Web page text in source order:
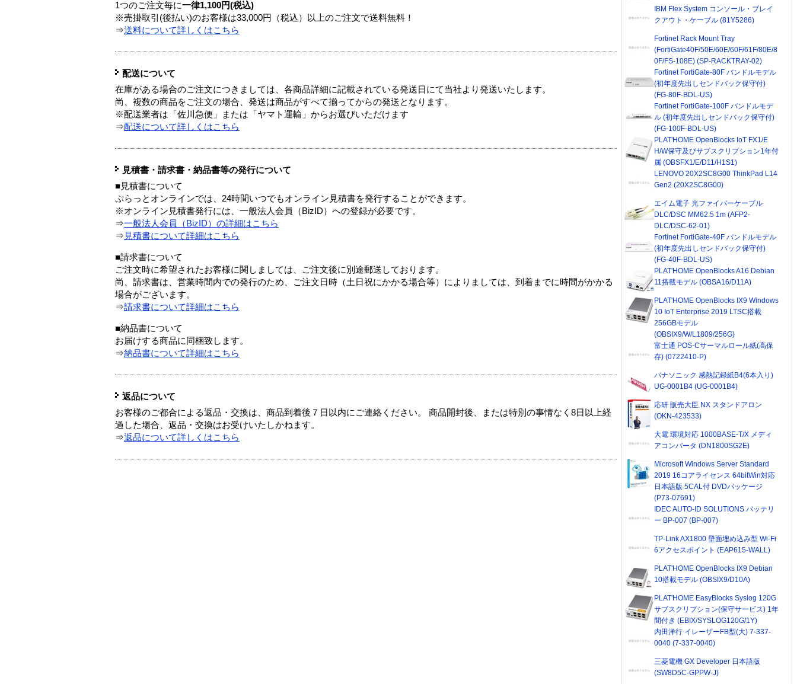
1つのご注文毎に一律1,100円(税込)
※売掛取引(後払い)のお客様は33,000円（税込）以上のご注文で送料無料！
⇒送料について詳しくはこちら
配送について
在庫がある場合のご注文につきましては、各商品詳細に記載されている発送日にて当社より発送いたします。
尚、複数の商品をご注文の場合、発送は商品がすべて揃ってからの発送となります。
※配送業者は「佐川急便」または「ヤマト運輸」からお選びいただけます
⇒配送について詳しくはこちら
見積書・請求書・納品書等の発行について
■見積書について
ぷらっとオンラインでは、24時間いつでもオンライン見積書を発行することができます。
※オンライン見積書発行には、一般法人会員（BizID）への登録が必要です。
⇒一般法人会員（BizID）の詳細はこちら
⇒ 見積書について詳細はこちら
■請求書について
ご注文時に希望されたお客様に関しましては、ご注文後に別途郵送しております。
尚、請求書は、営業時間内での発行のため、ご注文日時（土日祝にかかる場合等）によりましては、到着までに時間がかかる
場合がございます。
⇒請求書について詳細はこちら
■納品書について
お届けする商品に同梱致します。
⇒納品書について詳細はこちら
返品について
お客様のご都合による返品・交換は、商品到着後７日以内にご連絡ください。 商品開封後、または特別の事情なく8日以上経
過した場合、返品・交換はお受けいたしかねます。
⇒返品について詳しくはこちら
IBM Flex System コンソール・ブレイ
クアウト・ケーブル (81Y5286)
Fortinet Rack Mount Tray
(FortiGate40F/50E/60E/60F/61F/80E/8
0F/FS-108E) (SP-RACKTRAY-02)
Fortinet FortiGate-80F バンドルモデル
(初年度先出しセンドバック保守付)
(FG-80F-BDL-US)
Fortinet FortiGate-100F バンドルモデ
ル (初年度先出しセンドバック保守付)
(FG-100F-BDL-US)
PLAT'HOME OpenBlocks IoT FX1/E
H/W保守及びサブスクリプション1年付
属 (OBSFX1/E/D11/H1S1)
LENOVO 20X2SC8G00 ThinkPad L14
Gen2 (20X2SC8G00)
エイム電子 光ファイバーケーブル
DLC/DSC MM62.5 1m (AFP2-
DLC/DSC-62-01)
Fortinet FortiGate-40F バンドルモデル
(初年度先出しセンドバック保守付)
(FG-40F-BDL-US)
PLAT'HOME OpenBlocks A16 Debian
11搭載モデル (OBSA16/D11A)
PLAT'HOME OpenBlocks IX9 Windows
10 IoT Enterprise 2019 LTSC搭載
256GBモデル
(OBSIX9/W/L1809/256G)
富士通 POS-Cサーマルロール紙(高保
存) (0722410-P)
パナソニック 感熱記録紙B4(6本入り)
UG-0001B4 (UG-0001B4)
応研 販売大臣 NX スタンドアロン
(OKN-423533)
大電 環境対応 1000BASE-T/X メディ
アコンバータ (DN1800SG2E)
Microsoft Windows Server Standard
2019 16コアライセンス 64bitWin対応
日本語版 5CAL付 DVDパッケージ
(P73-07691)
IDEC AUTO-ID SOLUTIONS バッテリ
ー BP-007 (BP-007)
TP-Link AX1800 壁面埋め込み型 Wi-Fi
6アクセスポイント (EAP615-WALL)
PLAT'HOME OpenBlocks IX9 Debian
10搭載モデル (OBSIX9/D10A)
PLAT'HOME EasyBlocks Syslog 120G
サブスクリプション(保守サービス) 1年
間付き (EBIX/SYSLOG120G/1Y)
内田洋行 イレーザーFB型(大) 7-337-
0040 (7-337-0040)
三菱電機 GX Developer 日本語版
(SW8D5C-GPPW-J)